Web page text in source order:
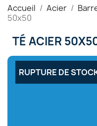
Accueil Acier
50x50
TÉ ACIER
RUPTURE DE